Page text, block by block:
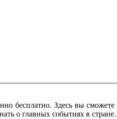
бесплатно. Здесь вы сможете
о главных событиях в стране.